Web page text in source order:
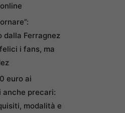
dalla Ferragnez
i fans, ma
euro ai
anche precari:
modalità e